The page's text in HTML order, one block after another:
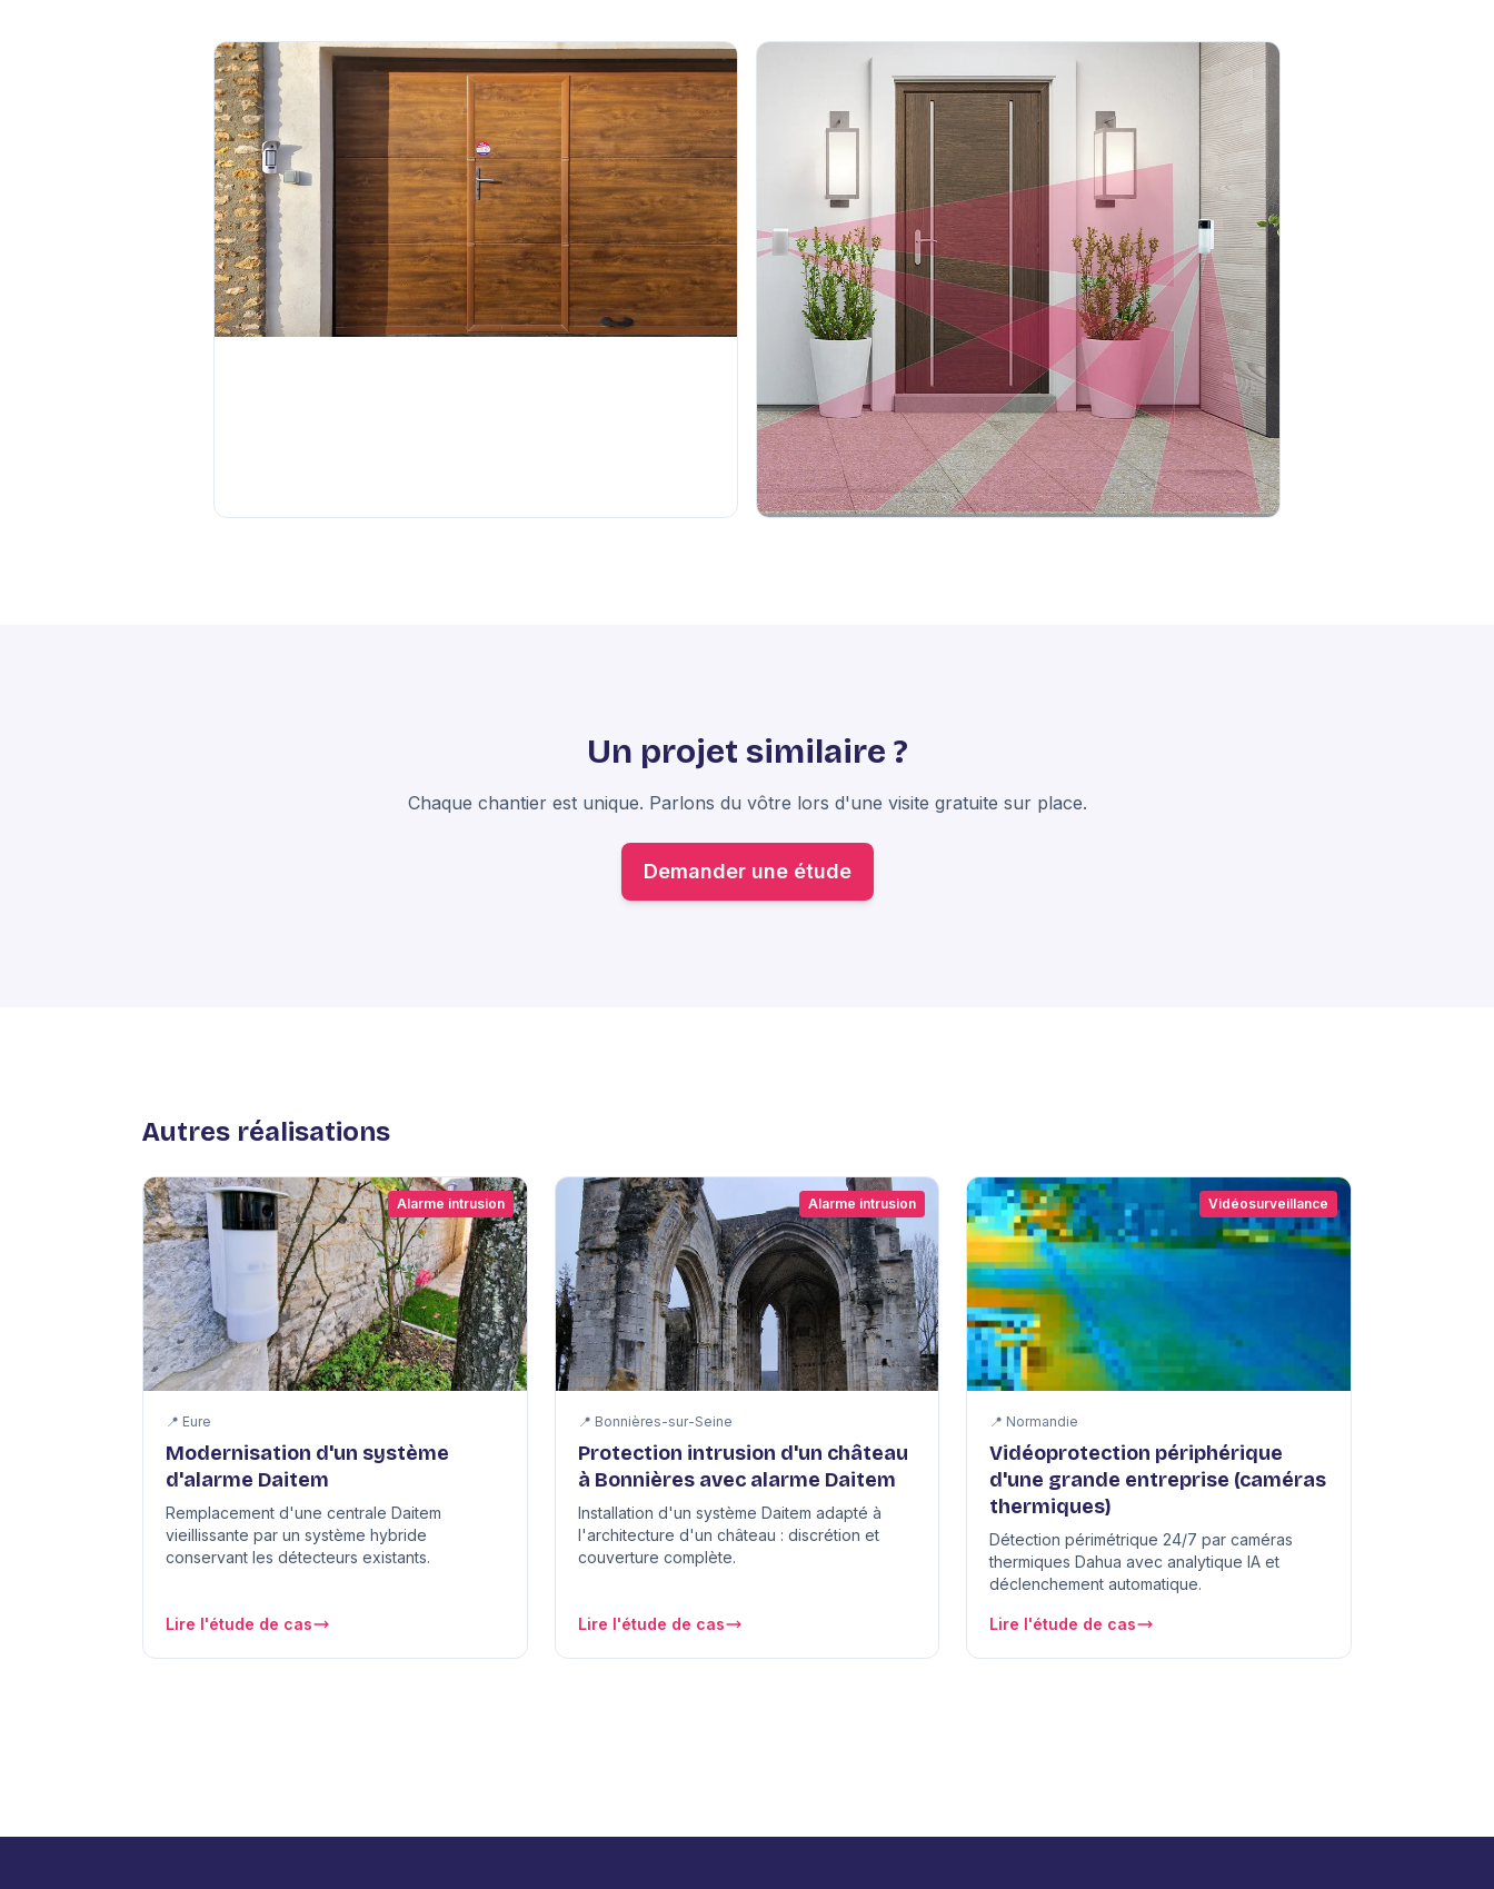
Un projet similaire ?
Chaque chantier est unique. Parlons du vôtre lors d'une visite gratuite sur place.
Demander une étude
Autres réalisations
Alarme intrusion
📍 Eure
Modernisation d'un système
d'alarme Daitem
Remplacement d'une centrale Daitem
vieillissante par un système hybride
conservant les détecteurs existants.
Lire l'étude de cas
Alarme intrusion
📍 Bonnières-sur-Seine
Protection intrusion d'un château
à Bonnières avec alarme Daitem
Installation d'un système Daitem adapté à
l'architecture d'un château : discrétion et
couverture complète.
Lire l'étude de cas
Vidéosurveillance
📍 Normandie
Vidéoprotection périphérique
d'une grande entreprise (caméras
thermiques)
Détection périmétrique 24/7 par caméras
thermiques Dahua avec analytique IA et
déclenchement automatique.
Lire l'étude de cas